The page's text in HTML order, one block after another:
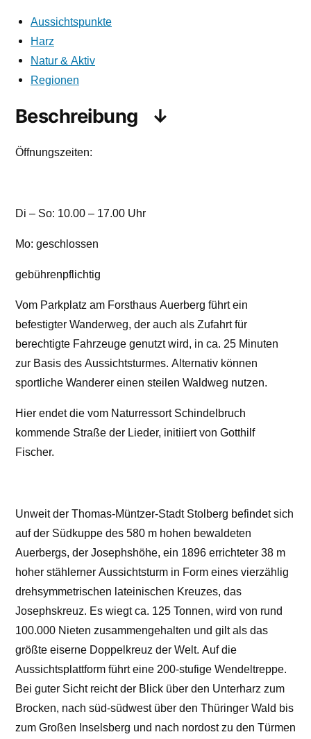
Aussichtspunkte
Harz
Natur & Aktiv
Regionen
Beschreibung
Öffnungszeiten:
Di – So: 10.00 – 17.00 Uhr
Mo: geschlossen
gebührenpflichtig
Vom Parkplatz am Forsthaus Auerberg führt ein
befestigter Wanderweg, der auch als Zufahrt für
berechtigte Fahrzeuge genutzt wird, in ca. 25 Minuten
zur Basis des Aussichtsturmes. Alternativ können
sportliche Wanderer einen steilen Waldweg nutzen.
Hier endet die vom Naturressort Schindelbruch
kommende Straße der Lieder, initiiert von Gotthilf
Fischer.
Unweit der Thomas-Müntzer-Stadt Stolberg befindet sich
auf der Südkuppe des 580 m hohen bewaldeten
Auerbergs, der Josephshöhe, ein 1896 errichteter 38 m
hoher stählerner Aussichtsturm in Form eines vierzählig
drehsymmetrischen lateinischen Kreuzes, das
Josephskreuz. Es wiegt ca. 125 Tonnen, wird von rund
100.000 Nieten zusammengehalten und gilt als das
größte eiserne Doppelkreuz der Welt. Auf die
Aussichtsplattform führt eine 200-stufige Wendeltreppe.
Bei guter Sicht reicht der Blick über den Unterharz zum
Brocken, nach süd-südwest über den Thüringer Wald bis
zum Großen Inselsberg und nach nordost zu den Türmen